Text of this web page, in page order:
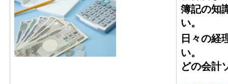
簿記の知
い。
日々の経
い。
どの会計